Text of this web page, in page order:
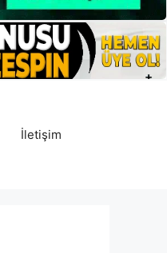
İletişim